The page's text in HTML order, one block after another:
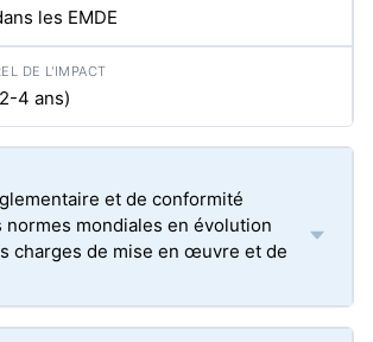
les EMDE
4 ans)
et de conformité
normes mondiales en évolution
charges de mise en œuvre et de